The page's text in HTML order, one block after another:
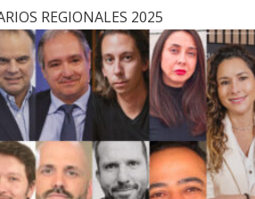
REGIONALES 2025